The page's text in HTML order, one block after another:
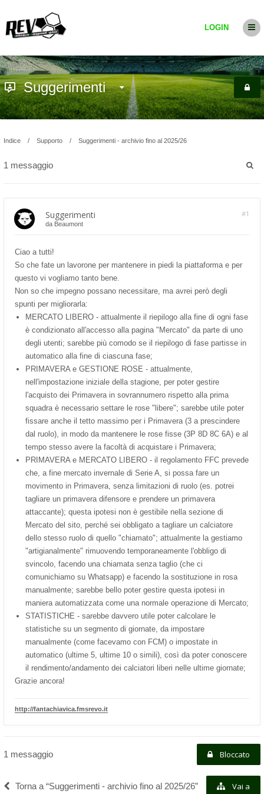
LOGIN
Suggerimenti
Indice Supporto Suggerimenti - archivio fino al 2025/26
1 messaggio
Suggerimenti #1
da Beaumont
Ciao a tutti!
So che fate un lavorone per mantenere in piedi la piattaforma e per
questo vi vogliamo tanto bene.
Non so che impegno possano necessitare, ma avrei però degli
spunti per migliorarla:
MERCATO LIBERO - attualmente il riepilogo alla fine di ogni fase
è condizionato all'accesso alla pagina "Mercato" da parte di uno
degli utenti; sarebbe più comodo se il riepilogo di fase partisse in
automatico alla fine di ciascuna fase;
PRIMAVERA e GESTIONE ROSE - attualmente,
nell'impostazione iniziale della stagione, per poter gestire
l'acquisto dei Primavera in sovrannumero rispetto alla prima
squadra è necessario settare le rose "libere"; sarebbe utile poter
fissare anche il tetto massimo per i Primavera (3 a prescindere
dal ruolo), in modo da mantenere le rose fisse (3P 8D 8C 6A) e al
tempo stesso avere la facoltà di acquistare i Primavera;
PRIMAVERA e MERCATO LIBERO - il regolamento FFC prevede
che, a fine mercato invernale di Serie A, si possa fare un
movimento in Primavera, senza limitazioni di ruolo (es. potrei
tagliare un primavera difensore e prendere un primavera
attaccante); questa ipotesi non è gestibile nella sezione di
Mercato del sito, perché sei obbligato a tagliare un calciatore
dello stesso ruolo di quello "chiamato"; attualmente la gestiamo
"artigianalmente" rimuovendo temporaneamente l'obbligo di
svincolo, facendo una chiamata senza taglio (che ci
comunichiamo su Whatsapp) e facendo la sostituzione in rosa
manualmente; sarebbe bello poter gestire questa ipotesi in
maniera automatizzata come una normale operazione di Mercato;
STATISTICHE - sarebbe davvero utile poter calcolare le
statistiche su un segmento di giornate, da impostare
manualmente (come facevamo con FCM) o impostate in
automatico (ultime 5, ultime 10 o simili), così da poter conoscere
il rendimento/andamento dei calciatori liberi nelle ultime giornate;
Grazie ancora!
http://fantachiavica.fmsrevo.it
1 messaggio Bloccato
Torna a “Suggerimenti - archivio fino al 2025/26” Vai a